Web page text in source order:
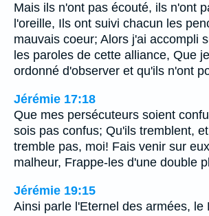
Mais ils n'ont pas écouté, ils n'ont
l'oreille, Ils ont suivi chacun les
mauvais coeur; Alors j'ai accompli
les paroles de cette alliance, Que
ordonné d'observer et qu'ils n'ont
Jérémie 17:18
Que mes persécuteurs soient
sois pas confus; Qu'ils tremblent,
tremble pas, moi! Fais venir sur
malheur, Frappe-les d'une double
Jérémie 19:15
Ainsi parle l'Eternel des armées, le